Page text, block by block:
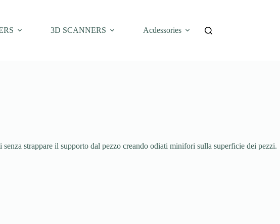
3D SCANNERS Acdessories
strappare il supporto dal pezzo creando odiati minifori sulla superficie dei pezzi.